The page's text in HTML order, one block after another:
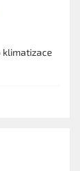
klimatizace